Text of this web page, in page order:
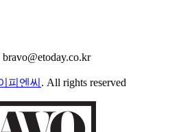
피엔씨 . All rights reserved